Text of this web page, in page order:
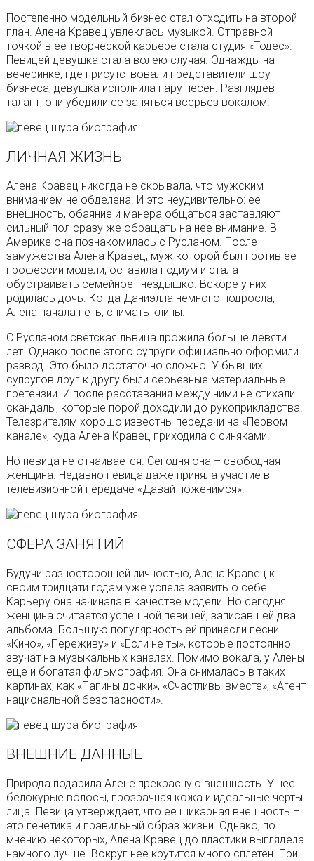
Постепенно модельный бизнес стал отходить на второй
план. Алена Кравец увлеклась музыкой. Отправной
точкой в ее творческой карьере стала студия «Тодес».
Певицей девушка стала волею случая. Однажды на
вечеринке, где присутствовали представители шоу-
бизнеса, девушка исполнила пару песен. Разглядев
талант, они убедили ее заняться всерьез вокалом.
ЛИЧНАЯ ЖИЗНЬ
Алена Кравец никогда не скрывала, что мужским
вниманием не обделена. И это неудивительно: ее
внешность, обаяние и манера общаться заставляют
сильный пол сразу же обращать на нее внимание. В
Америке она познакомилась с Русланом. После
замужества Алена Кравец, муж которой был против ее
профессии модели, оставила подиум и стала
обустраивать семейное гнездышко. Вскоре у них
родилась дочь. Когда Даниэлла немного подросла,
Алена начала петь, снимать клипы.
С Русланом светская львица прожила больше девяти
лет. Однако после этого супруги официально оформили
развод. Это было достаточно сложно. У бывших
супругов друг к другу были серьезные материальные
претензии. И после расставания между ними не стихали
скандалы, которые порой доходили до рукоприкладства.
Телезрителям хорошо известны передачи на «Первом
канале», куда Алена Кравец приходила с синяками.
Но певица не отчаивается. Сегодня она – свободная
женщина. Недавно певица даже приняла участие в
телевизионной передаче «Давай поженимся».
СФЕРА ЗАНЯТИЙ
Будучи разносторонней личностью, Алена Кравец к
своим тридцати годам уже успела заявить о себе.
Карьеру она начинала в качестве модели. Но сегодня
женщина считается успешной певицей, записавшей два
альбома. Большую популярность ей принесли песни
«Кино», «Переживу» и «Если не ты», которые постоянно
звучат на музыкальных каналах. Помимо вокала, у Алены
еще и богатая фильмография. Она снималась в таких
картинах, как «Папины дочки», «Счастливы вместе», «Агент
национальной безопасности».
ВНЕШНИЕ ДАННЫЕ
Природа подарила Алене прекрасную внешность. У нее
белокурые волосы, прозрачная кожа и идеальные черты
лица. Певица утверждает, что ее шикарная внешность –
это генетика и правильный образ жизни. Однако, по
мнению некоторых, Алена Кравец до пластики выглядела
намного лучше. Вокруг нее крутится много сплетен. При